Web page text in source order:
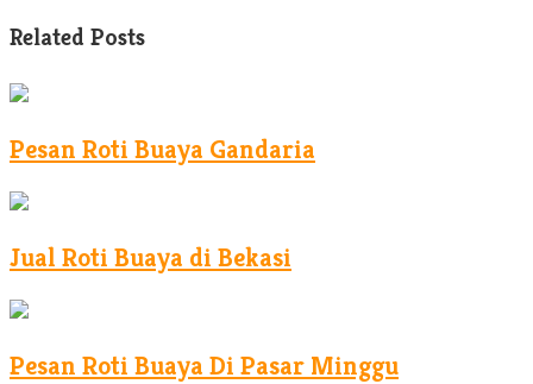
Related Posts
Pesan Roti Buaya Gandaria
Jual Roti Buaya di Bekasi
Pesan Roti Buaya Di Pasar Minggu